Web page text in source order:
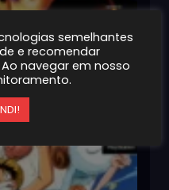
(Pt-br)
semelhantes
e recomendar
navegar em nosso